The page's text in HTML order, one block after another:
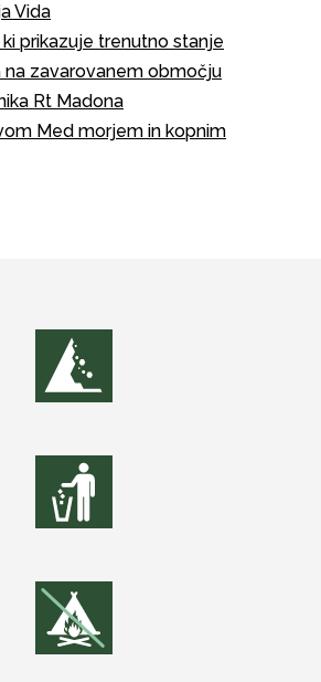
Vida
prikazuje trenutno stanje
zavarovanem območju
Rt Madona
Med morjem in kopnim